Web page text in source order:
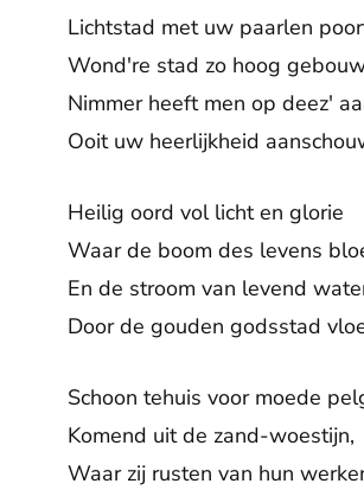
Lichtstad met uw paarlen
Wond're stad zo hoog
Nimmer heeft men op deez'
Ooit uw heerlijkheid
Heilig oord vol licht en glorie
Waar de boom des levens
En de stroom van levend
Door de gouden godsstad
Schoon tehuis voor moede
Komend uit de zand-woestijn,
Waar zij rusten van hun